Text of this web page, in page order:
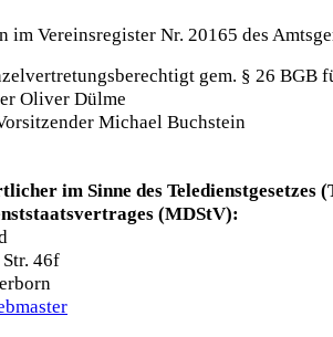
im Vereinsregister Nr. 20165 des
gem. § 26 BGB
Oliver Dülme
Michael Buchstein
im Sinne des Teledienstgesetzes
(MDStV):
46f